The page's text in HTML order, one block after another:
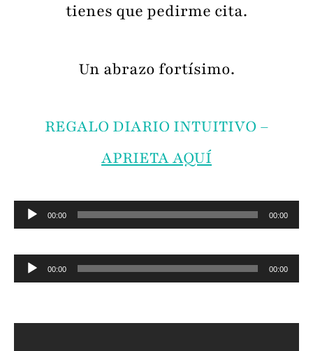
tienes que pedirme cita.
Un abrazo fortísimo.
REGALO DIARIO INTUITIVO –
APRIETA AQUÍ
Reproductor
audio
00:00 00:00
Reproductor
00:00 00:00